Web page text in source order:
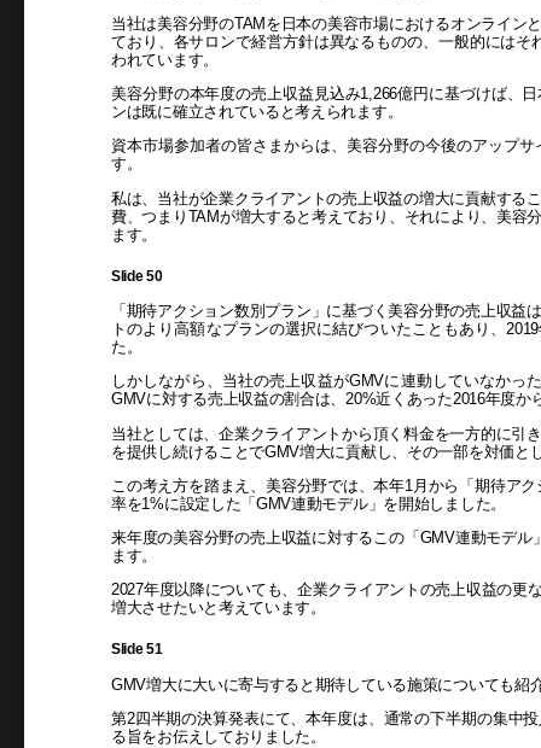
当社は美容分野のTAMを日本の美容市場におけるオンライン
ており、各サロンで経営方針は異なるものの、一般的には
われています。
美容分野の本年度の売上収益見込み1,266億円に基づけば、
ンは既に確立されていると考えられます。
資本市場参加者の皆さまからは、美容分野の今後のアップ
す。
私は、当社が企業クライアントの売上収益の増大に貢献する
費、つまりTAMが増大すると考えており、それにより、美容
ます。
Slide 50
「期待アクション数別プラン」に基づく美容分野の売上収
トのより高額なプランの選択に結びついたこともあり、
た。
しかしながら、当社の売上収益がGMVに連動していなかっ
GMVに対する売上収益の割合は、20%近くあった2016年度
当社としては、企業クライアントから頂く料金を一方的に引
を提供し続けることでGMV増大に貢献し、その一部を対価と
この考え方を踏まえ、美容分野では、本年1月から「期待ア
率を1%に設定した「GMV連動モデル」を開始しました。
来年度の美容分野の売上収益に対するこの「GMV連動モデ
ます。
2027年度以降についても、企業クライアントの売上収益の更
増大させたいと考えています。
Slide 51
GMV増大に大いに寄与すると期待している施策についても紹
第2四半期の決算発表にて、本年度は、通常の下半期の集中
る旨をお伝えしておりました。